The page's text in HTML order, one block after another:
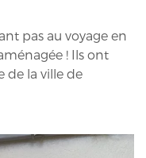
pas au voyage en
! Ils ont
de la ville de